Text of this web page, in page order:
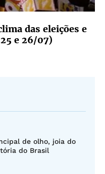
das eleições e
e 26/07)
de olho, joia do
do Brasil